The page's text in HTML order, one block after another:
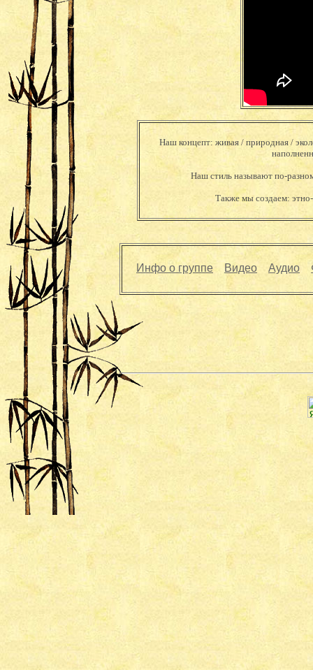
Наш концепт: живая / природная /
Наш стиль называют по-
Также мы создаем:
Инфо о группе Видео Аудио